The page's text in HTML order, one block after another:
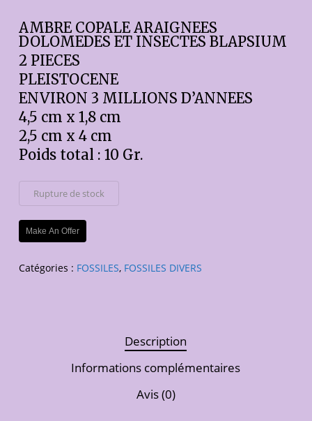
AMBRE COPALE ARAIGNEES
DOLOMEDES ET INSECTES BLAPSIUM
2 PIECES
PLEISTOCENE
ENVIRON 3 MILLIONS D’ANNEES
4,5 cm x 1,8 cm
2,5 cm x 4 cm
Poids total : 10 Gr.
Rupture de stock
Make An Offer
Catégories : FOSSILES, FOSSILES DIVERS
Description
Informations complémentaires
Avis (0)